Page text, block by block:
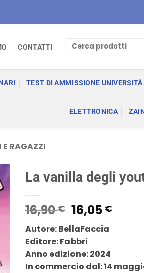
CONTATTI
Cerca:
TEST DI AMMISSIONE UNIVERSITÀ
ELETTRONICA
RAGAZZI
La vanilla degli
16,90€ Il
prezzo
originale
era:
16,90 €.
16,05 €Il
Autore: BellaFaccia
Editore: Fabbri
Anno edizione: 2024
In commercio dal: 14